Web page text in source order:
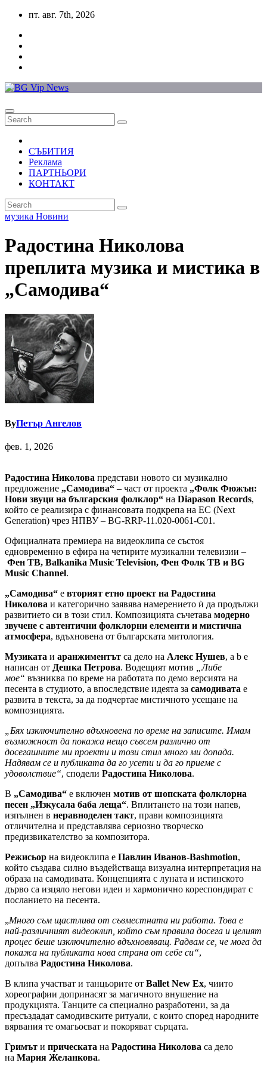
Skip
content
пт. авг. 7th, 2026
СЪБИТИЯ
Реклама
ПАРТНЬОРИ
КОНТАКТ
музика Новини
Радостина Николова
преплита музика и мистика в
„Самодива“
ByПетър Ангелов
фев. 1, 2026
Радостина Николова представи новото си музикално
предложение „Самодива“ – част от проекта „Фолк Фюжън:
Нови звуци на българския фолклор“ на Diapason Records,
който се реализира с финансовата подкрепа на ЕС (Next
Generation) чрез НПВУ – BG-RRP-11.020-0061-C01.
Официалната премиера на видеоклипа се състоя
едновременно в ефира на четирите музикални телевизии –
Фен ТВ, Balkanika Music Television, Фен Фолк ТВ и BG
Music Channel.
„Самодива“ е вторият етно проект на Радостина
Николова и категорично заявява намерението ѝ да продължи
развитието си в този стил. Композицията съчетава модерно
звучене с автентични фолклорни елементи и мистична
атмосфера, вдъхновена от българската митология.
Музиката и аранжиментът са дело на Алекс Нушев, а b е
написан от Дешка Петрова. Водещият мотив „Либе
мое“ възниква по време на работата по демо версията на
песента в студиото, а впоследствие идеята за самодивата е
развита в текста, за да подчертае мистичното усещане на
композицията.
„Бях изключително вдъхновена по време на записите. Имам
възможност да покажа нещо съвсем различно от
досегашните ми проекти и този стил много ми допада.
Надявам се и публиката да го усети и да го приеме с
удоволствие“, сподели Радостина Николова.
В „Самодива“ е включен мотив от шопската фолклорна
песен „Изкусала баба леща“. Вплитането на този напев,
изпълнен в неравноделен такт, прави композицията
отличителна и представлява сериозно творческо
предизвикателство за композитора.
Режисьор на видеоклипа е Павлин Иванов-Bashmotion,
който създава силно въздействаща визуална интерпретация на
образа на самодивата. Концепцията с луната и истинското
дърво са изцяло негови идеи и хармонично кореспондират с
посланието на песента.
„Много съм щастлива от съвместната ни работа. Това е
най-различният видеоклип, който съм правила досега и целият
процес беше изключително вдъхновяващ. Радвам се, че мога да
покажа на публиката нова страна от себе си“,
допълва Радостина Николова.
В клипа участват и танцьорите от Ballet New Ex, чиито
хореографии допринасят за магичното внушение на
продукцията. Танците са специално разработени, за да
пресъздадат самодивските ритуали, с които според народните
вярвания те омагьосват и покоряват сърцата.
Гримът и прическата на Радостина Николова са дело
на Мария Желанкова.